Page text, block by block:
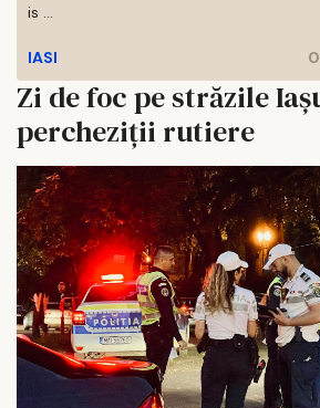
is ...
IASI
Zi de foc pe străzile
percheziții rutiere